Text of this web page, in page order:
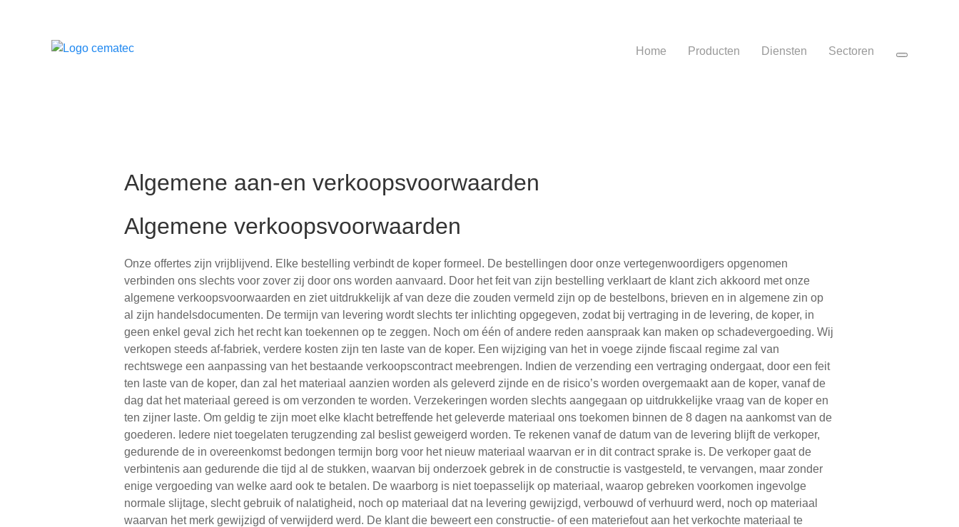
Home Producten Diensten Sectoren
Algemene aan-en verkoopsvoorwaarden
Algemene verkoopsvoorwaarden
Onze offertes zijn vrijblijvend. Elke bestelling verbindt de koper formeel. De bestellingen door onze vertegenwoordigers opgenomen
verbinden ons slechts voor zover zij door ons worden aanvaard. Door het feit van zijn bestelling verklaart de klant zich akkoord met onze
algemene verkoopsvoorwaarden en ziet uitdrukkelijk af van deze die zouden vermeld zijn op de bestelbons, brieven en in algemene zin op
al zijn handelsdocumenten. De termijn van levering wordt slechts ter inlichting opgegeven, zodat bij vertraging in de levering, de koper, in
geen enkel geval zich het recht kan toekennen op te zeggen. Noch om één of andere reden aanspraak kan maken op schadevergoeding. Wij
verkopen steeds af-fabriek, verdere kosten zijn ten laste van de koper. Een wijziging van het in voege zijnde fiscaal regime zal van
rechtswege een aanpassing van het bestaande verkoopscontract meebrengen. Indien de verzending een vertraging ondergaat, door een feit
ten laste van de koper, dan zal het materiaal aanzien worden als geleverd zijnde en de risico’s worden overgemaakt aan de koper, vanaf de
dag dat het materiaal gereed is om verzonden te worden. Verzekeringen worden slechts aangegaan op uitdrukkelijke vraag van de koper en
ten zijner laste. Om geldig te zijn moet elke klacht betreffende het geleverde materiaal ons toekomen binnen de 8 dagen na aankomst van de
goederen. Iedere niet toegelaten terugzending zal beslist geweigerd worden. Te rekenen vanaf de datum van de levering blijft de verkoper,
gedurende de in overeenkomst bedongen termijn borg voor het nieuw materiaal waarvan er in dit contract sprake is. De verkoper gaat de
verbintenis aan gedurende die tijd al de stukken, waarvan bij onderzoek gebrek in de constructie is vastgesteld, te vervangen, maar zonder
enige vergoeding van welke aard ook te betalen. De waarborg is niet toepasselijk op materiaal, waarop gebreken voorkomen ingevolge
normale slijtage, slecht gebruik of nalatigheid, noch op materiaal dat na levering gewijzigd, verbouwd of verhuurd werd, noch op materiaal
waarvan het merk gewijzigd of verwijderd werd. De klant die beweert een constructie- of een materiefout aan het verkochte materiaal te